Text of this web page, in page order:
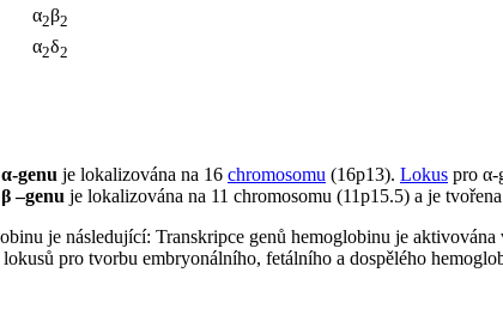
α2β2
α2δ2
genu je lokalizována na 16 chromosomu (16p13). Lokus pro α-
–genu je lokalizována na 11 chromosomu (11p15.5) a je
je následující: Transkripce genů hemoglobinu je
pro tvorbu embryonálního, fetálního a dospělého